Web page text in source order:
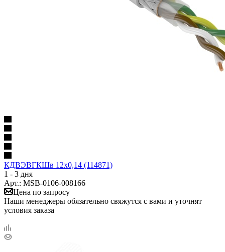
КДВЭВГКШв 12х0,14 (114871)
1 - 3 дня
Арт.: MSB-0106-008166
Цена по запросу
Наши менеджеры обязательно свяжутся с вами и уточнят
условия заказа